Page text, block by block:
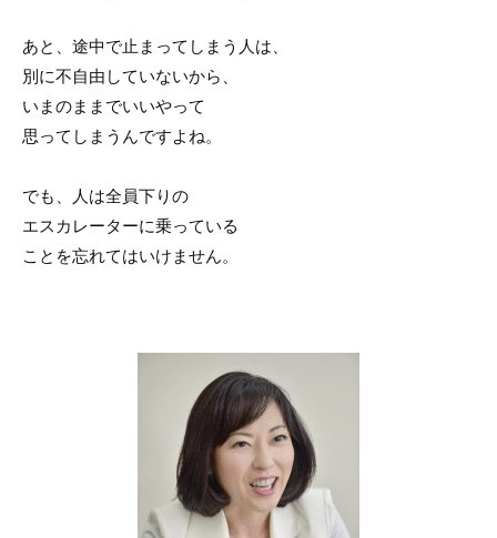
あと、途中で止まってしまう人は、
別に不自由していないから、
いまのままでいいやって
思ってしまうんですよね。
でも、人は全員下りの
エスカレーターに乗っている
ことを忘れてはいけません。